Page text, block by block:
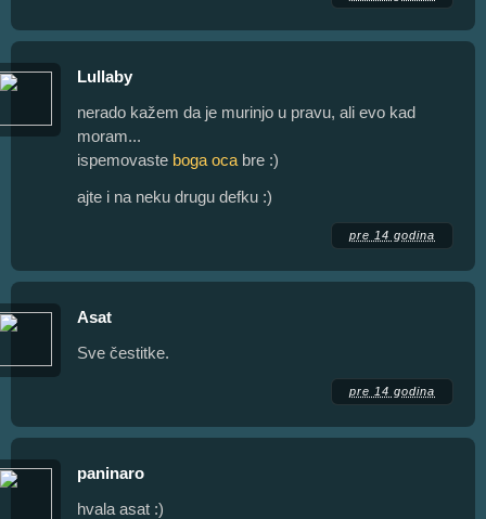
Lullaby
nerado kažem da je murinjo u pravu, ali evo kad
moram...
ispemovaste boga oca bre :)
ajte i na neku drugu defku :)
pre 14 godina
Asat
Sve čestitke.
pre 14 godina
paninaro
hvala asat :)